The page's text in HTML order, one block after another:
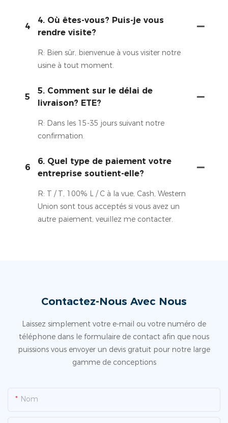
4
4. Où êtes-vous? Puis-je vous
rendre visite?
R: Bien sûr, bienvenue à vous visiter notre
usine à tout moment.
5
5. Comment sur le délai de
livraison? ETE?
R: Dans les 15-35 jours suivant notre
confirmation.
6
6. Quel type de paiement votre
entreprise soutient-elle?
R: T / T, 100% L / C à la vue, Cash, Western
Union sont tous acceptés si vous avez un
autre paiement, veuillez me contacter.
Contactez-Nous Avec Nous
Laissez simplement votre e-mail ou votre numéro de
téléphone dans le formulaire de contact afin que nous
puissions vous envoyer un devis gratuit pour notre large
gamme de conceptions
Nom